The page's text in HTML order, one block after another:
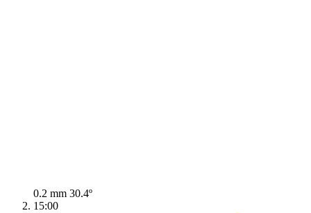
0.2 mm 30.4º
15:00